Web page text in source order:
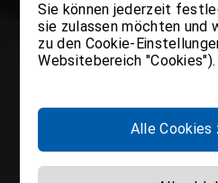
Sie können jederzeit
sie zulassen möchten und
zu den Cookie-
Websitebereich "Cookies").
Alle Cookies